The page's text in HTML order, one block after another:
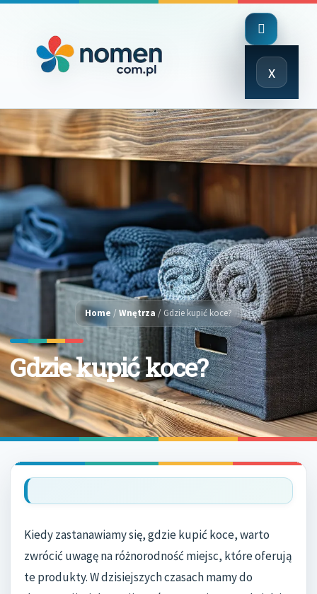
x
Close
Menu
Home / Wnętrza / Gdzie kupić koce?
Gdzie kupić koce?
Kiedy zastanawiamy się, gdzie kupić koce, warto
zwrócić uwagę na różnorodność miejsc, które oferują
te produkty. W dzisiejszych czasach mamy do